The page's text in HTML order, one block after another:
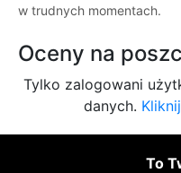
w trudnych momentach.
Oceny na
Tylko zalogowani
danych.
To